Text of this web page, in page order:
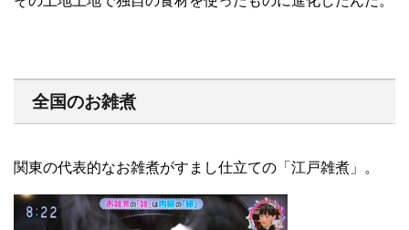
全国のお雑煮
関東の代表的なお雑煮がすまし仕立ての「江戸雑煮」。